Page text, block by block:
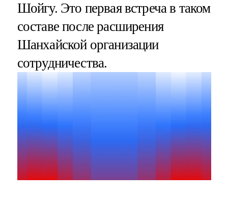
Шойгу. Это первая встреча в таком
составе после расширения
Шанхайской организации
сотрудничества.